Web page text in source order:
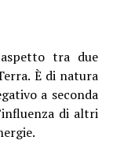
tra due
È di natura
a seconda
di altri